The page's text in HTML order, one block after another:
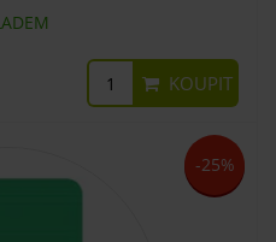
KOUPIT
-25%